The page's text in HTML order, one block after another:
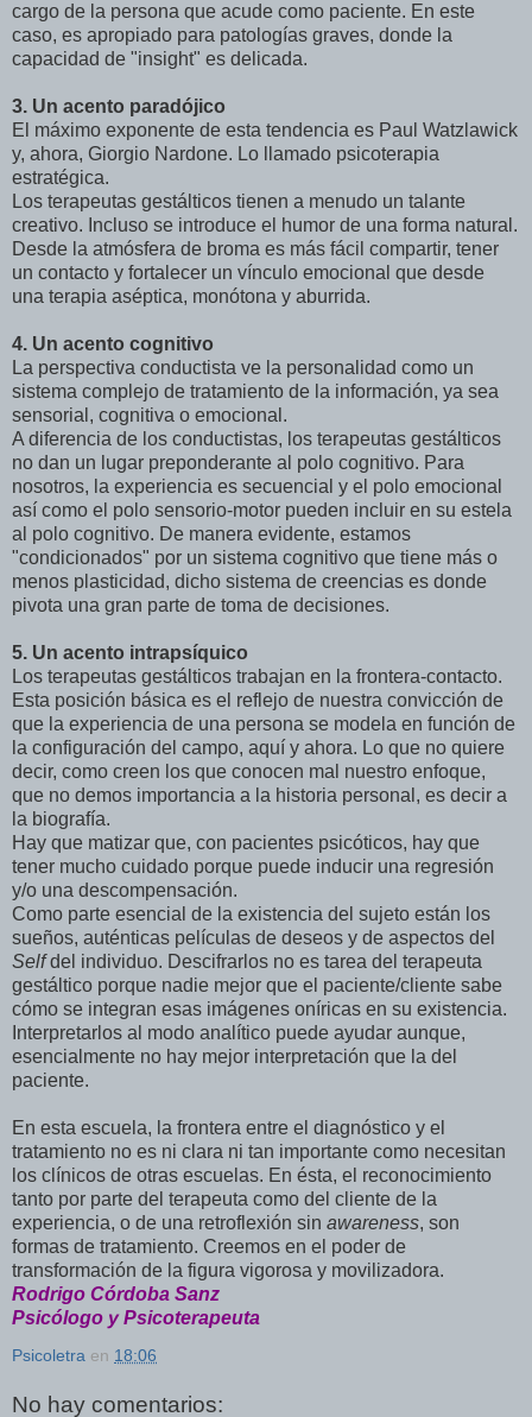
cargo de la persona que acude como paciente. En este
caso, es apropiado para patologías graves, donde la
capacidad de "insight" es delicada.
3. Un acento paradójico
El máximo exponente de esta tendencia es Paul Watzlawick
y, ahora, Giorgio Nardone. Lo llamado psicoterapia
estratégica.
Los terapeutas gestálticos tienen a menudo un talante
creativo. Incluso se introduce el humor de una forma natural.
Desde la atmósfera de broma es más fácil compartir, tener
un contacto y fortalecer un vínculo emocional que desde
una terapia aséptica, monótona y aburrida.
4. Un acento cognitivo
La perspectiva conductista ve la personalidad como un
sistema complejo de tratamiento de la información, ya sea
sensorial, cognitiva o emocional.
A diferencia de los conductistas, los terapeutas gestálticos
no dan un lugar preponderante al polo cognitivo. Para
nosotros, la experiencia es secuencial y el polo emocional
así como el polo sensorio-motor pueden incluir en su estela
al polo cognitivo. De manera evidente, estamos
"condicionados" por un sistema cognitivo que tiene más o
menos plasticidad, dicho sistema de creencias es donde
pivota una gran parte de toma de decisiones.
5. Un acento intrapsíquico
Los terapeutas gestálticos trabajan en la frontera-contacto.
Esta posición básica es el reflejo de nuestra convicción de
que la experiencia de una persona se modela en función de
la configuración del campo, aquí y ahora. Lo que no quiere
decir, como creen los que conocen mal nuestro enfoque,
que no demos importancia a la historia personal, es decir a
la biografía.
Hay que matizar que, con pacientes psicóticos, hay que
tener mucho cuidado porque puede inducir una regresión
y/o una descompensación.
Como parte esencial de la existencia del sujeto están los
sueños, auténticas películas de deseos y de aspectos del
Selfdel individuo. Descifrarlos no es tarea del terapeuta
gestáltico porque nadie mejor que el paciente/cliente sabe
cómo se integran esas imágenes oníricas en su existencia.
Interpretarlos al modo analítico puede ayudar aunque,
esencialmente no hay mejor interpretación que la del
paciente.
En esta escuela, la frontera entre el diagnóstico y el
tratamiento no es ni clara ni tan importante como necesitan
los clínicos de otras escuelas. En ésta, el reconocimiento
tanto por parte del terapeuta como del cliente de la
experiencia, o de una retroflexión sin awareness, son
formas de tratamiento. Creemos en el poder de
transformación de la figura vigorosa y movilizadora.
Rodrigo Córdoba Sanz
Psicólogo y Psicoterapeuta
Psicoletra en 18:06
No hay comentarios: